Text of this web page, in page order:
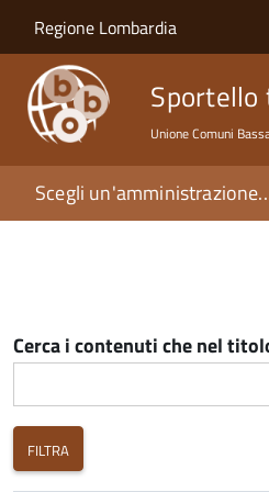
Salta al contenuto
Skip to site navigation
Regione Lombardia
Sportello
Unione Comuni
Scegli
Cerca i contenuti che nel